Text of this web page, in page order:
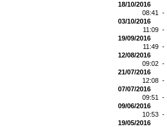
18/10/2016
08:41 -
03/10/2016
11:09 -
19/09/2016
11:49 -
12/08/2016
09:02 -
21/07/2016
12:08 -
07/07/2016
09:51 -
09/06/2016
10:53 -
19/05/2016